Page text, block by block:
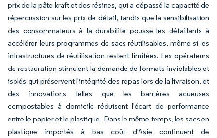
prix de la pâte kraft et des résines, qui a dépassé la capacité de
répercussion sur les prix de détail, tandis que la sensibilisation
des consommateurs à la durabilité pousse les détaillants à
accélérer leurs programmes de sacs réutilisables, même si les
infrastructures de réutilisation restent limitées. Les opérateurs
de restauration stimulent la demande de formats inviolables et
isolés qui préservent l'intégrité des repas lors de la livraison, et
des innovations telles que les barrières aqueuses
compostables à domicile réduisent l'écart de performance
entre le papier et le plastique. Dans le même temps, les sacs en
plastique importés à bas coût d'Asie continuent de